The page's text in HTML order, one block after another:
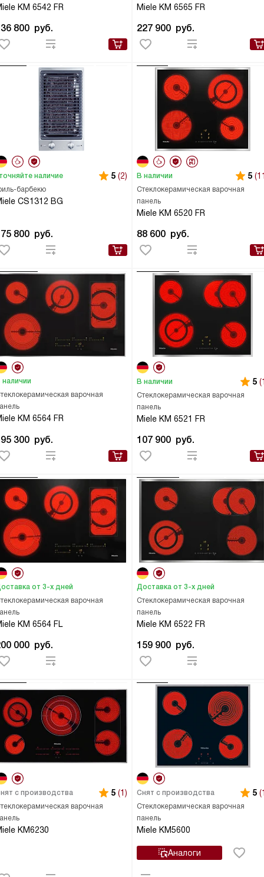
KM 6542 FR
800 руб.
Miele KM 6565 FR
227 900 руб.
барбекю
CS1312 BG
наличие 5 (2)
800 руб.
Стеклокерамическая варочная
панель
Miele KM 6520 FR
В наличии 5
88 600 руб.
варочная
KM 6564 FR
наличии
300 руб.
Стеклокерамическая варочная
панель
Miele KM 6521 FR
В наличии 5
107 900 руб.
варочная
KM 6564 FL
от 3-х дней
000 руб.
Стеклокерамическая варочная
панель
Miele KM 6522 FR
Доставка от 3-х дней
159 900 руб.
варочная
KM6230
с производства 5 (1)
Стеклокерамическая варочная
панель
Miele KM5600
Снят с производства 5
Аналоги